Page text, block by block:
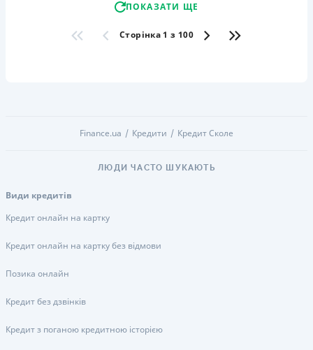
ПОКАЗАТИ ЩЕ
Сторінка 1 з 100
Finance.ua Кредити Кредит Сколе
ЛЮДИ ЧАСТО ШУКАЮТЬ
Види кредитів
Кредит онлайн на картку
Кредит онлайн на картку без відмови
Позика онлайн
Кредит без дзвінків
Кредит з поганою кредитною історією